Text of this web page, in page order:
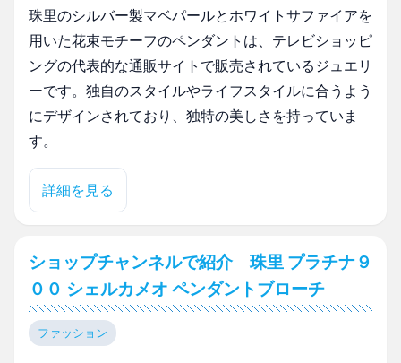
珠里のシルバー製マベパールとホワイトサファイアを
用いた花束モチーフのペンダントは、テレビショッピ
ングの代表的な通販サイトで販売されているジュエリ
ーです。独自のスタイルやライフスタイルに合うよう
にデザインされており、独特の美しさを持っていま
す。
詳細を見る
ショップチャンネルで紹介 珠里 プラチナ９
００ シェルカメオ ペンダントブローチ
ファッション